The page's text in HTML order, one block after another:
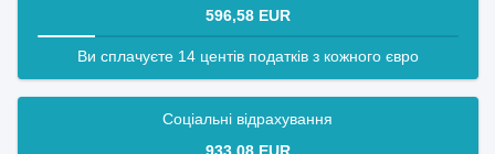
596,58 EUR
Ви сплачуєте 14 центів податків з кожного євро
Соціальні відрахування